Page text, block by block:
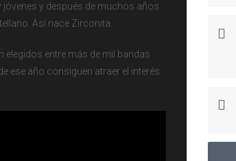
jóvenes y después de muchos años
Así nace Zirconita.
elegidos entre más de mil bandas
ese año consiguen atraer el interés